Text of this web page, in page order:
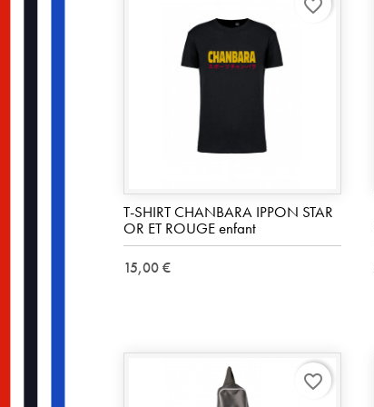
T-SHIRT CHANBARA IPPON STAR
OR ET ROUGE enfant
15,00 €
favorite_border
favorite_border